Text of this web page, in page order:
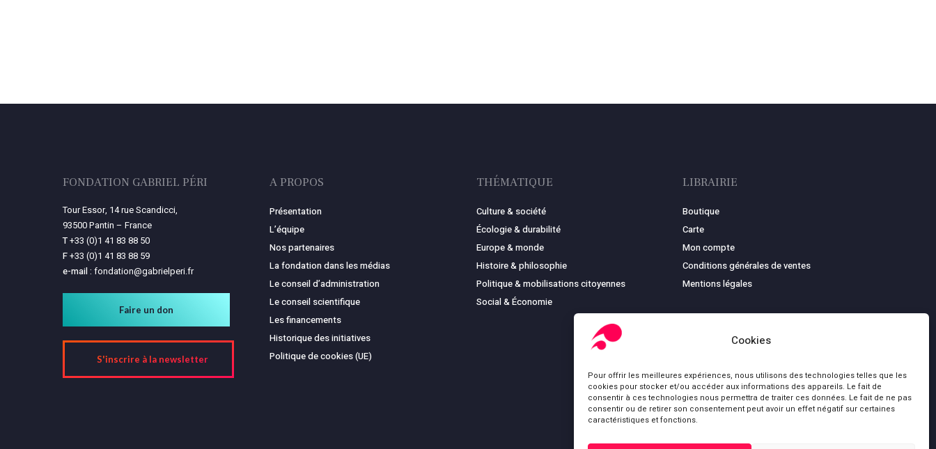
Cookies
Pour offrir les meilleures expériences, nous utilisons des technologies telles que les
cookies pour stocker et/ou accéder aux informations des appareils. Le fait de
consentir à ces technologies nous permettra de traiter ces données. Le fait de ne pas
consentir ou de retirer son consentement peut avoir un effet négatif sur certaines
caractéristiques et fonctions.
Sous-total :
FONDATION GABRIEL PÉRI
Tour Essor, 14 rue Scandicci,
93500 Pantin – France
T+33 (0)1 41 83 88 50
F+33 (0)1 41 83 88 59
e-mail : fondation@gabrielperi.fr
Faire un don
S'inscrire à la newsletter
A PROPOS
Présentation
L’équipe
Nos partenaires
La fondation dans les médias
Le conseil d’administration
Le conseil scientifique
Les financements
Historique des initiatives
Politique de cookies (UE)
THÉMATIQUE
Culture & société
Écologie & durabilité
Europe & monde
Histoire & philosophie
Politique & mobilisations citoyennes
Social & Économie
LIBRAIRIE
Boutique
Carte
Mon compte
Conditions générales de ventes
Mentions légales